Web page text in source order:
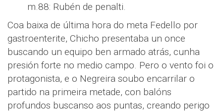
m.88: Rubén de penalti.
Coa baixa de última hora do meta Fedello por
gastroenterite, Chicho presentaba un once
buscando un equipo ben armado atrás, cunha
presión forte no medio campo. Pero o vento foi o
protagonista, e o Negreira soubo encarrilar o
partido na primeira metade, con balóns
profundos buscanso aos puntas, creando perigo